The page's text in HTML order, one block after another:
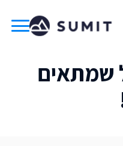
שמתאים